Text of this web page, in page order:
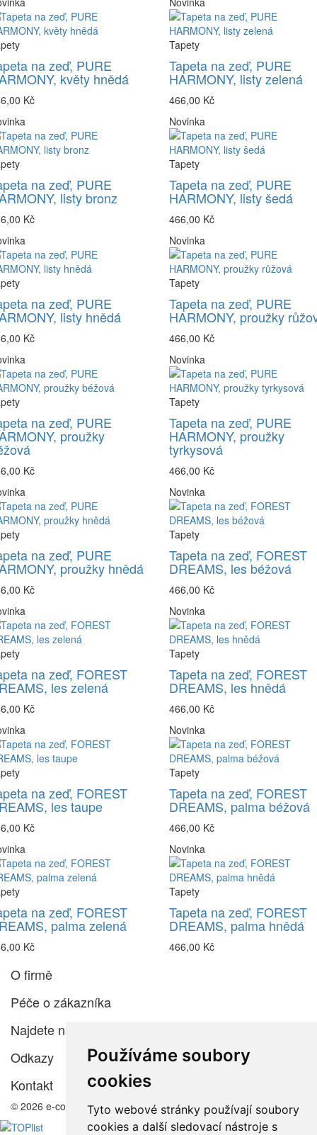
Používáme soubory
cookies
Tyto webové stránky používají soubory
cookies a další sledovací nástroje s
na zeď, PURE
květy hnědá
Kč
Tapety
Tapeta na zeď, PURE
HARMONY, listy zelená
466,00 Kč
na zeď, PURE
listy bronz
Kč
Novinka
Tapety
Tapeta na zeď, PURE
HARMONY, listy šedá
466,00 Kč
na zeď, PURE
listy hnědá
Kč
Novinka
Tapety
Tapeta na zeď, PURE
HARMONY, proužky
466,00 Kč
na zeď, PURE
proužky
Kč
Novinka
Tapety
Tapeta na zeď, PURE
HARMONY, proužky
tyrkysová
466,00 Kč
na zeď, PURE
proužky hnědá
Kč
Novinka
Tapety
Tapeta na zeď, FOREST
DREAMS, les béžová
466,00 Kč
na zeď, FOREST
les zelená
Kč
Novinka
Tapety
Tapeta na zeď, FOREST
DREAMS, les hnědá
466,00 Kč
na zeď, FOREST
les taupe
Kč
Novinka
Tapety
Tapeta na zeď, FOREST
DREAMS, palma béžová
466,00 Kč
na zeď, FOREST
palma zelená
Kč
Novinka
Tapety
Tapeta na zeď, FOREST
DREAMS, palma hnědá
466,00 Kč
O firmě
Péče o zákazníka
Najdete nás
Odkazy
Kontakt
© 2026 e-color.cz